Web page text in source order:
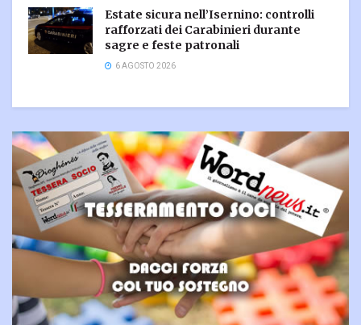
Estate sicura nell’Isernino: controlli
rafforzati dei Carabinieri durante
sagre e feste patronali
6 AGOSTO 2026